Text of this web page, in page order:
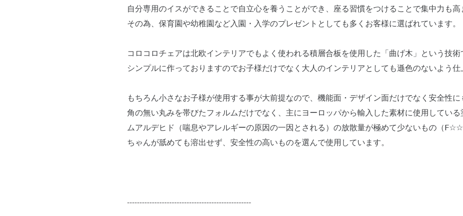
自分専用のイスができることで自立心を養うことができ、座る習慣をつけることで集中力も高
その為、保育園や幼稚園など入園・入学のプレゼントとしても多くお客様に選ばれています。
コロコロチェアは北欧インテリアでもよく使われる積層合板を使用した「曲げ木」という技術
シンプルに作っておりますのでお子様だけでなく大人のインテリアとしても遜色のないよう仕
もちろん小さなお子様が使用する事が大前提なので、機能面・デザイン面だけでなく安全性に
角の無い丸みを帯びたフォルムだけでなく、主にヨーロッパから輸入した素材に使用してい
ムアルデヒド（喘息やアレルギーの原因の一因とされる）の放散量が極めて少ないもの（
ちゃんが舐めても溶出せず、安全性の高いものを選んで使用しています。
--------------------------------------------------